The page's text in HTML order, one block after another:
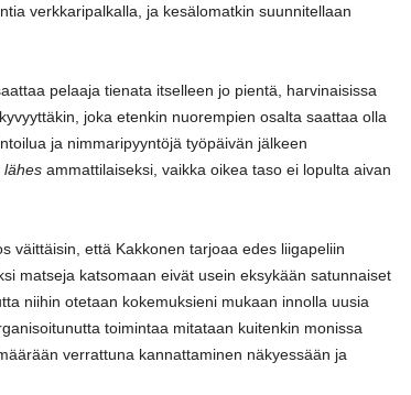
verkkaripalkalla, ja kesälomatkin suunnitellaan
pelaaja tienata itselleen jo pientä, harvinaisissa
joka etenkin nuorempien osalta saattaa olla
ja nimmaripyyntöjä työpäivän jälkeen
lähes ammattilaiseksi, vaikka oikea taso ei lopulta aivan
väittäisin, että Kakkonen tarjoaa edes liigapeliin
matseja katsomaan eivät usein eksykään satunnaiset
niihin otetaan kokemuksieni mukaan innolla uusia
toimintaa mitataan kuitenkin monissa
verrattuna kannattaminen näkyessään ja